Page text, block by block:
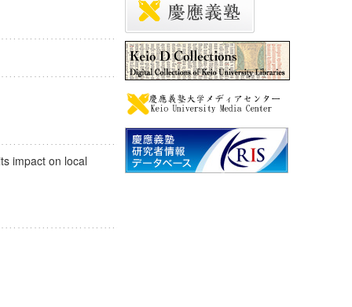
impact on local